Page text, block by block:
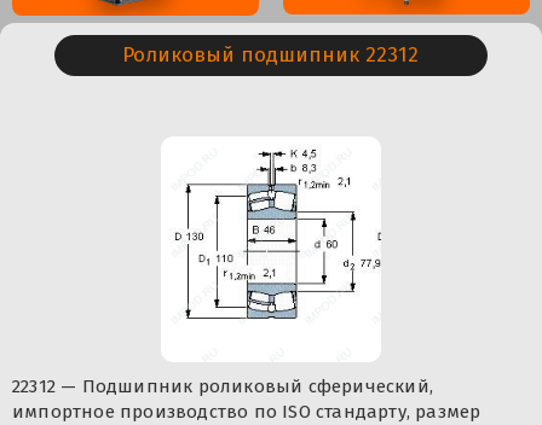
Роликовый подшипник 22312
22312 — Подшипник роликовый сферический,
импортное производство по ISO стандарту, размер